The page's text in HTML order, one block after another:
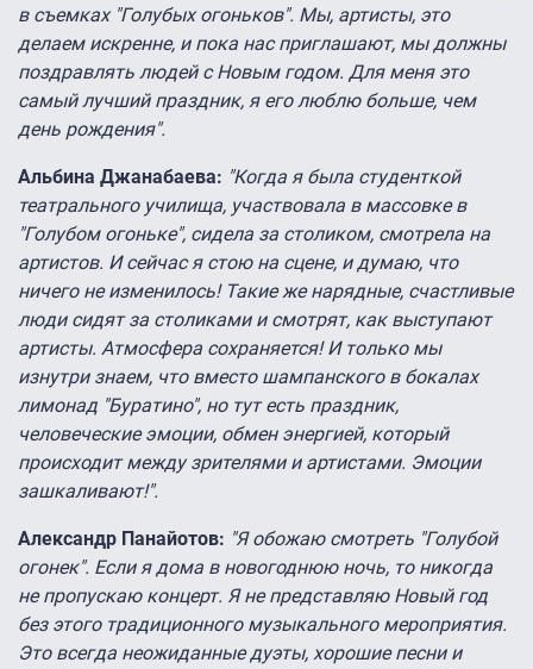
в съемках "Голубых огоньков". Мы, артисты, это
делаем искренне, и пока нас приглашают, мы должны
поздравлять людей с Новым годом. Для меня это
самый лучший праздник, я его люблю больше, чем
день рождения".
Альбина Джанабаева: "Когда я была студенткой
театрального училища, участвовала в массовке в
"Голубом огоньке", сидела за столиком, смотрела на
артистов. И сейчас я стою на сцене, и думаю, что
ничего не изменилось! Такие же нарядные, счастливые
люди сидят за столиками и смотрят, как выступают
артисты. Атмосфера сохраняется! И только мы
изнутри знаем, что вместо шампанского в бокалах
лимонад "Буратино", но тут есть праздник,
человеческие эмоции, обмен энергией, который
происходит между зрителями и артистами. Эмоции
зашкаливают!".
Александр Панайотов: "Я обожаю смотреть "Голубой
огонек". Если я дома в новогоднюю ночь, то никогда
не пропускаю концерт. Я не представляю Новый год
без этого традиционного музыкального мероприятия.
Это всегда неожиданные дуэты, хорошие песни и